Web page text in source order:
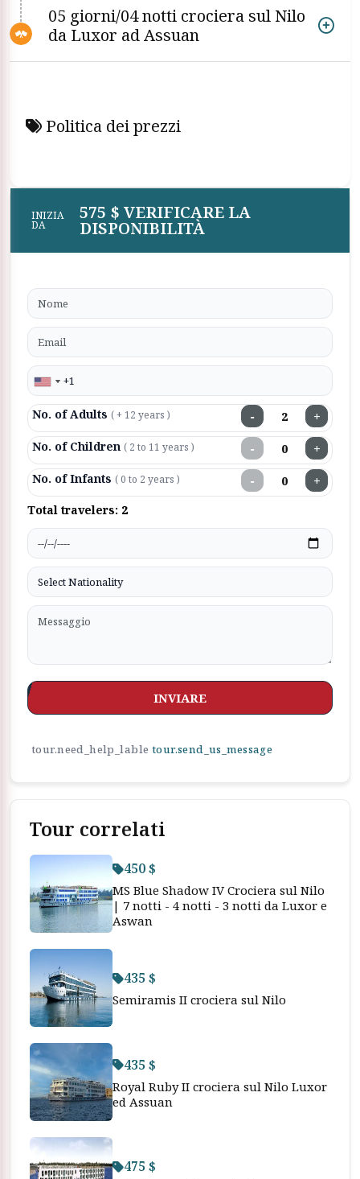
05 giorni/04 notti crociera sul Nilo
da Luxor ad Assuan
Politica dei prezzi
INIZIA
DA
575 $ VERIFICARE LA
DISPONIBILITÀ
No. of Adults ( + 12 years ) − +
No. of Children ( 2 to 11 years ) − +
No. of Infants ( 0 to 2 years ) − +
Total travelers: 2
INVIARE
tour.need_help_lable tour.send_us_message
Tour correlati
450 $
MS Blue Shadow IV Crociera sul Nilo
| 7 notti - 4 notti - 3 notti da Luxor e
Aswan
435 $
Semiramis II crociera sul Nilo
435 $
Royal Ruby II crociera sul Nilo Luxor
ed Assuan
475 $